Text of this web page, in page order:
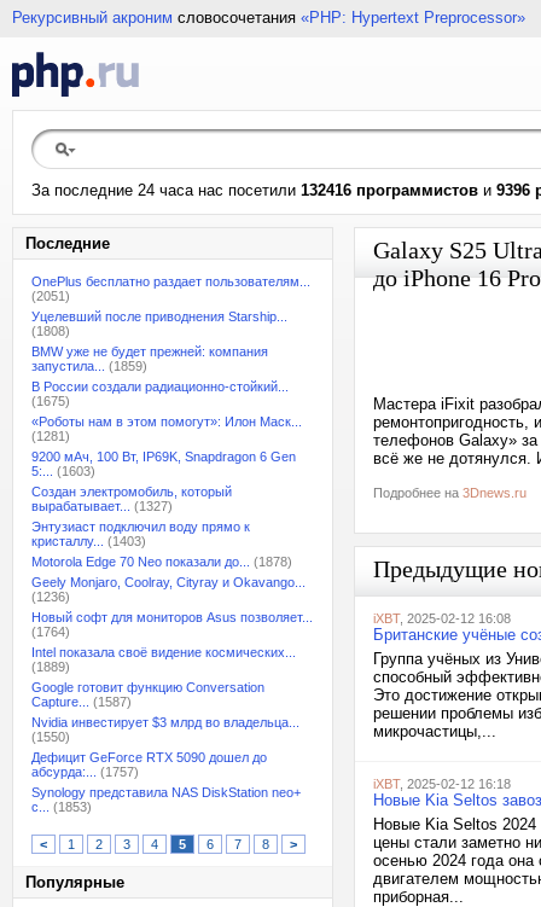
Рекурсивный акроним словосочетания «PHP: Hypertext Preprocessor»
За последние 24 часа нас посетили 132416 программистов и 9396
Последние
OnePlus бесплатно раздает пользователям...
(2051)
Уцелевший после приводнения Starship...
(1808)
BMW уже не будет прежней: компания
запустила...
(1859)
В России создали радиационно-стойкий...
(1675)
«Роботы нам в этом помогут»: Илон Маск...
(1281)
9200 мАч, 100 Вт, IP69K, Snapdragon 6 Gen
5:...
(1603)
Создан электромобиль, который
вырабатывает...
(1327)
Энтузиаст подключил воду прямо к
кристаллу...
(1403)
Motorola Edge 70 Neo показали до...
(1878)
Geely Monjaro, Coolray, Cityray и Okavango...
(1236)
Новый софт для мониторов Asus позволяет...
(1764)
Intel показала своё видение космических...
(1889)
Google готовит функцию Conversation
Capture...
(1587)
Nvidia инвестирует $3 млрд во владельца...
(1550)
Дефицит GeForce RTX 5090 дошел до
абсурда:...
(1757)
Synology представила NAS DiskStation neo+
с...
(1853)
< 1 2 3 4 5 6 7 8 >
Популярные
Galaxy S25
до iPhone 16
Мастера iFixit
ремонтопригодность,
телефонов Galaxy»
всё же не дотянулся.
Подробнее на 3Dnews.ru
Предыдущие
iXBT, 2025-02-12 16:08
Британские учёные
Группа учёных из
способный
Это достижение
решении проблемы
микрочастицы,...
iXBT, 2025-02-12 16:18
Новые Kia Seltos
Новые Kia Seltos 2024
цены стали заметно
осенью 2024 года
двигателем
приборная...